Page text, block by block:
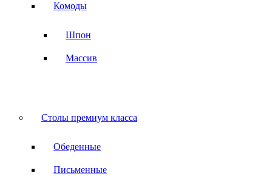
Комоды
Шпон
Массив
Столы премиум класса
Обеденные
Письменные